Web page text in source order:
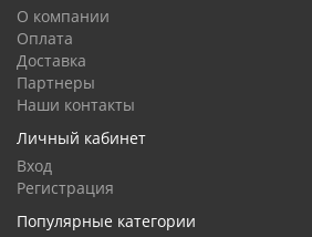
О компании
Оплата
Доставка
Партнеры
Наши контакты
Личный кабинет
Вход
Регистрация
Популярные категории